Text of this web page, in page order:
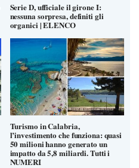
Serie D, ufficiale il girone I:
nessuna sorpresa, definiti gli
organici | ELENCO
Turismo in Calabria,
l’investimento che funziona: quasi
50 milioni hanno generato un
impatto da 5,8 miliardi. Tutti i
NUMERI